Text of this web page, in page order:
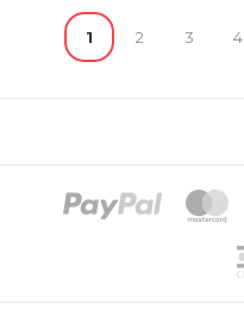
1 2 3 4